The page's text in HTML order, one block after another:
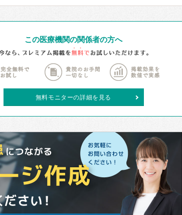
この医療機関の関係者の方へ
無料モニターの詳細を見る